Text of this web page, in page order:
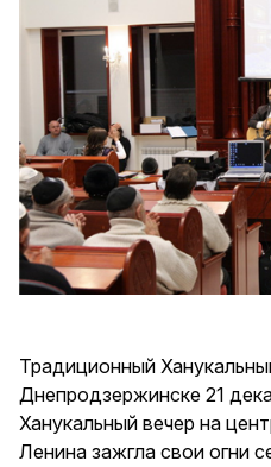
Традиционный
Днепродзержинске 21
Ханукальный вечер на
Ленина зажгла свои огни